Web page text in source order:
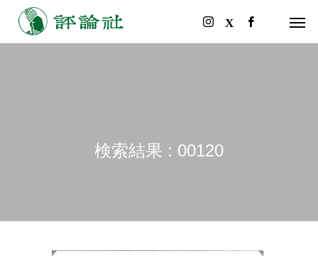
検索結果 : 00120